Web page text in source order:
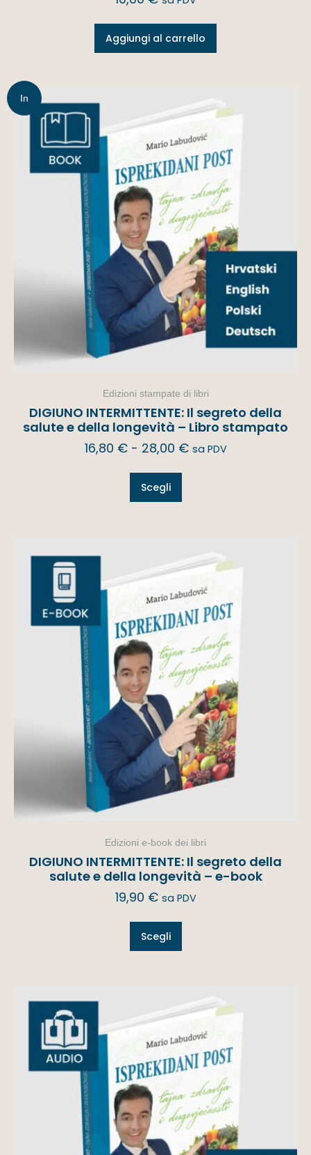
Aggiungi al carrello
In
Edizioni stampate di libri
DIGIUNO INTERMITTENTE: Il segreto della
salute e della longevità – Libro stampato
16,80 € - 28,00 € sa PDV
Scegli
Edizioni e-book dei libri
DIGIUNO INTERMITTENTE: Il segreto della
salute e della longevità – e-book
19,90 € sa PDV
Scegli